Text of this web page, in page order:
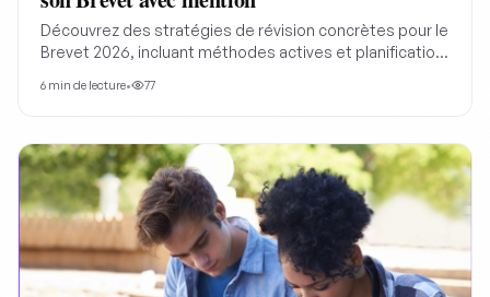
Découvrez des stratégies de révision concrètes pour le
Brevet 2026, incluant méthodes actives et planification,
pour décrocher une mention.
6 min de lecture• 77